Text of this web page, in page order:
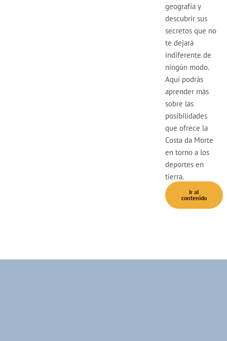
geografía y
descubrir sus
secretos que no
te dejará
indiferente de
ningún modo.
Aquí podrás
aprender más
sobre las
posibilidades
que ofrece la
Costa da Morte
en torno a los
deportes en
tierra.
Ir al
contenido